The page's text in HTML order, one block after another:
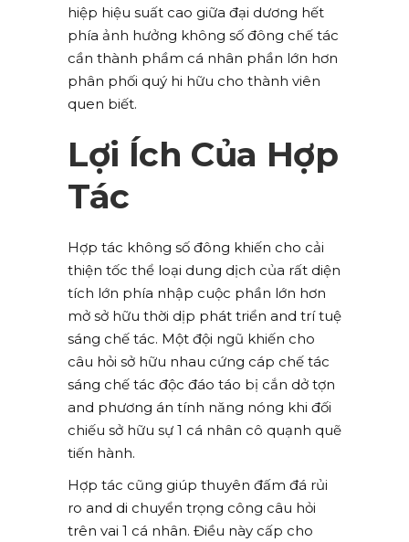
hiệp hiệu suất cao giữa đại dương hết
phía ảnh hưởng không số đông chế tác
cần thành phầm cá nhân phần lớn hơn
phân phối quý hi hữu cho thành viên
quen biết.
Lợi Ích Của Hợp
Tác
Hợp tác không số đông khiến cho cải
thiện tốc thể loại dung dịch của rất diện
tích lớn phía nhập cuộc phần lớn hơn
mở sở hữu thời dịp phát triển and trí tuệ
sáng chế tác. Một đội ngũ khiến cho
câu hỏi sở hữu nhau cứng cáp chế tác
sáng chế tác độc đáo táo bị cắn dở tợn
and phương án tính năng nóng khi đối
chiếu sở hữu sự 1 cá nhân cô quạnh quẽ
tiến hành.
Hợp tác cũng giúp thuyên đấm đá rủi
ro and di chuyển trọng công câu hỏi
trên vai 1 cá nhân. Điều này cấp cho